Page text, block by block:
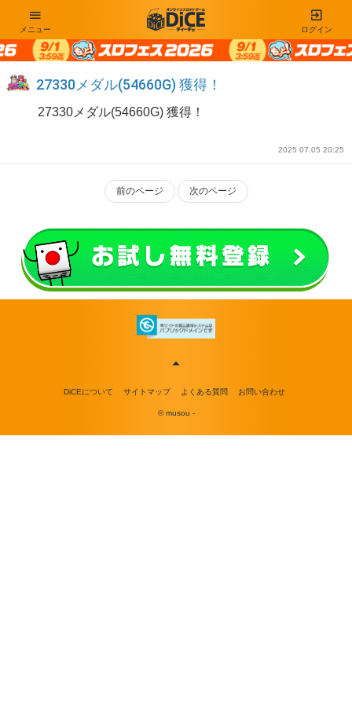
ログイン
メニュー
27330メダル(54660G) 獲得！
27330メダル(54660G) 獲得！
2025 07.05 20:25
前のページ 次のページ
DiCEについて サイトマップ よくある質問 お問い合わせ
© musou -